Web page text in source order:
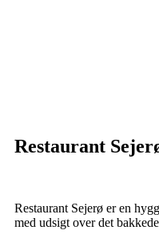
Restaurant
Restaurant Sejerø er en
med udsigt over det